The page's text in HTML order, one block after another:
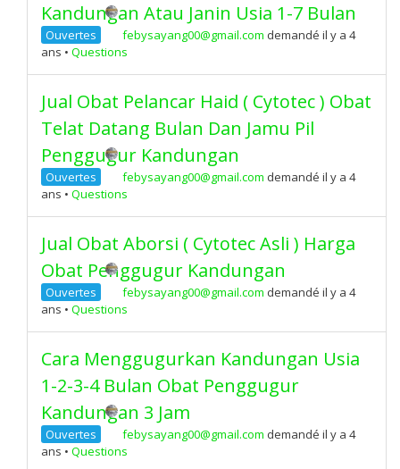
Kandungan Atau Janin Usia 1-7 Bulan
Ouvertes febysayang00@gmail.com demandé il y a 4
ans • Questions
Jual Obat Pelancar Haid ( Cytotec ) Obat
Telat Datang Bulan Dan Jamu Pil
Penggugur Kandungan
Ouvertes febysayang00@gmail.com demandé il y a 4
ans • Questions
Jual Obat Aborsi ( Cytotec Asli ) Harga
Obat Penggugur Kandungan
Ouvertes febysayang00@gmail.com demandé il y a 4
ans • Questions
Cara Menggugurkan Kandungan Usia
1-2-3-4 Bulan Obat Penggugur
Kandungan 3 Jam
Ouvertes febysayang00@gmail.com demandé il y a 4
ans • Questions